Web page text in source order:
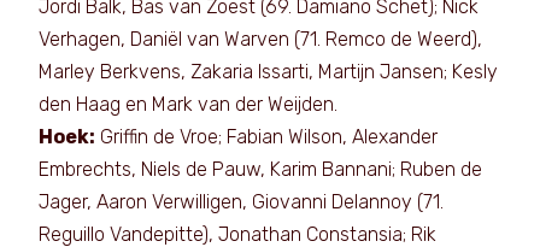
Jordi Balk, Bas van Zoest (69. Damiano Schet); Nick
Verhagen, Daniël van Warven (71. Remco de Weerd),
Marley Berkvens, Zakaria Issarti, Martijn Jansen; Kesly
den Haag en Mark van der Weijden.
Hoek: Griffin de Vroe; Fabian Wilson, Alexander
Embrechts, Niels de Pauw, Karim Bannani; Ruben de
Jager, Aaron Verwilligen, Giovanni Delannoy (71.
Reguillo Vandepitte), Jonathan Constansia; Rik